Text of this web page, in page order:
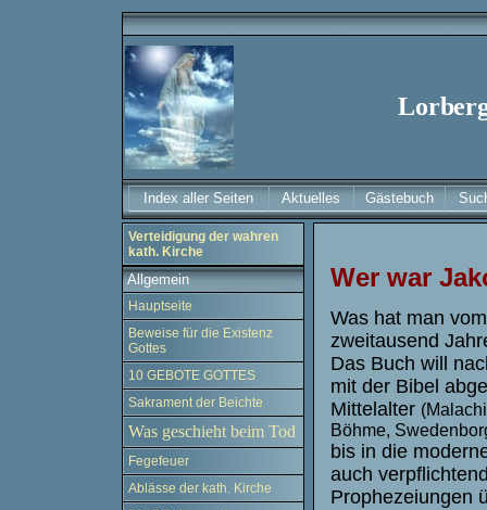
Index aller Seiten Aktuelles Gästebuch
Verteidigung der wahren
kath. Kirche
Allgemein
Hauptseite
Beweise für die Existenz
Gottes
10 GEBOTE GOTTES
Sakrament der Beichte
Was geschieht beim Tod
Fegefeuer
Ablässe der kath. Kirche
Wer war
Was hat man
zweitausend
Das Buch will
mit der Bibel
Mittelalter
Böhme,
bis in die
auch
Prophezeiungen